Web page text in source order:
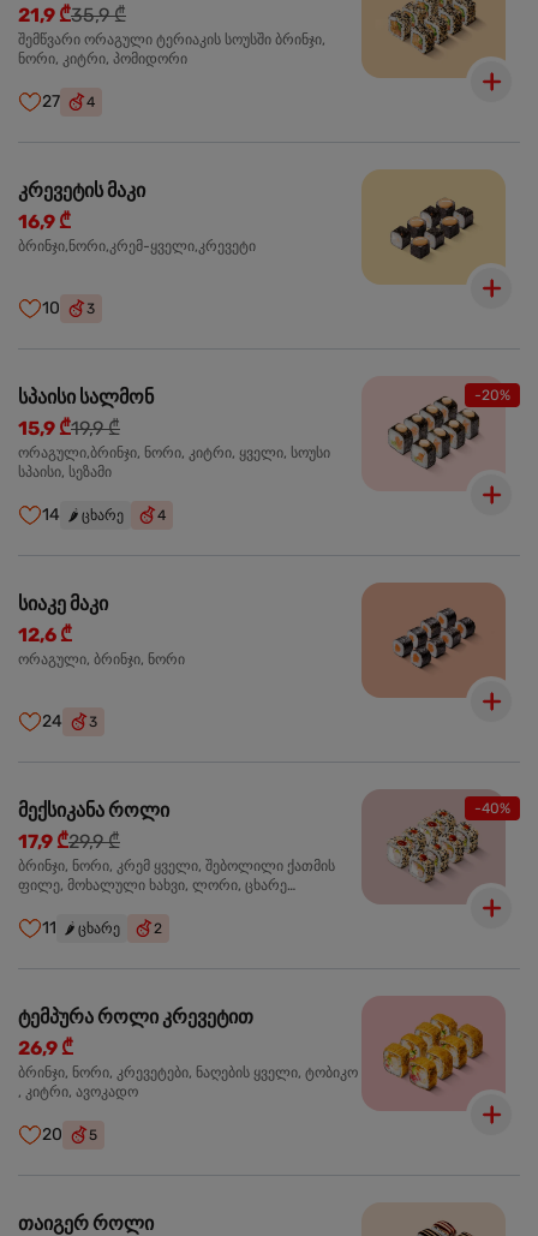
21,9 ₾35,9 ₾
შემწვარი ორაგული ტერიაკის სოუსში ბრინჯი,
ნორი, კიტრი, პომიდორი
27 4
კრევეტის მაკი
16,9 ₾
ბრინჯი,ნორი,კრემ-ყველი,კრევეტი
10 3
-20%
სპაისი სალმონ
15,9 ₾19,9 ₾
ორაგული,ბრინჯი, ნორი, კიტრი, ყველი, სოუსი
სპაისი, სეზამი
14 🌶️ ცხარე 4
სიაკე მაკი
12,6 ₾
ორაგული, ბრინჯი, ნორი
24 3
-40%
მექსიკანა როლი
17,9 ₾29,9 ₾
ბრინჯი, ნორი, კრემ ყველი, შებოლილი ქათმის
ფილე, მოხალული ხახვი, ლორი, ცხარე
11 🌶️ ცხარე 2
ტემპურა როლი კრევეტით
26,9 ₾
ბრინჯი, ნორი, კრევეტები, ნაღების ყველი, ტობიკო
, კიტრი, ავოკადო
20 5
თაიგერ როლი